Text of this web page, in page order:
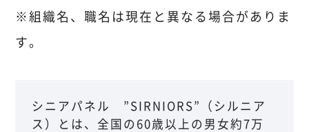
※組織名、職名は現在と異なる場合がありま
す。
シニアパネル ”SIRNIORS”（シルニア
ス）とは、全国の60歳以上の男女約7万